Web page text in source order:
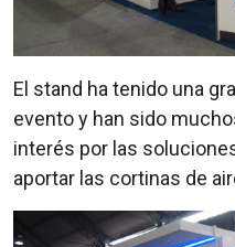
El stand ha tenido una
evento y han sido
interés por las
aportar las cortinas de